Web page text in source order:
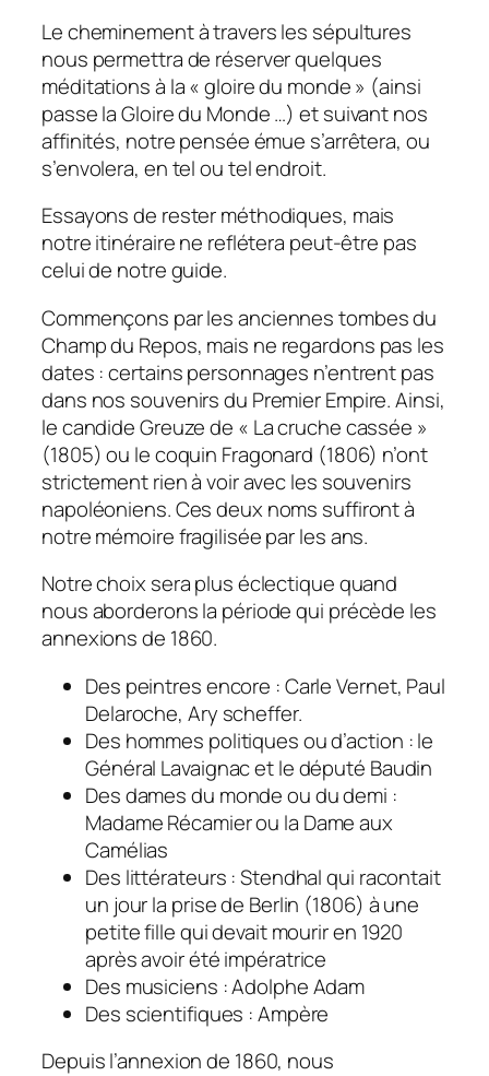
Le cheminement à travers les sépultures
nous permettra de réserver quelques
méditations à la « gloire du monde » (ainsi
passe la Gloire du Monde …) et suivant nos
affinités, notre pensée émue s’arrêtera, ou
s’envolera, en tel ou tel endroit.
Essayons de rester méthodiques, mais
notre itinéraire ne reflétera peut-être pas
celui de notre guide.
Commençons par les anciennes tombes du
Champ du Repos, mais ne regardons pas les
dates : certains personnages n’entrent pas
dans nos souvenirs du Premier Empire. Ainsi,
le candide Greuze de « La cruche cassée »
(1805) ou le coquin Fragonard (1806) n’ont
strictement rien à voir avec les souvenirs
napoléoniens. Ces deux noms suffiront à
notre mémoire fragilisée par les ans.
Notre choix sera plus éclectique quand
nous aborderons la période qui précède les
annexions de 1860.
Des peintres encore : Carle Vernet, Paul
Delaroche, Ary scheffer.
Des hommes politiques ou d’action : le
Général Lavaignac et le député Baudin
Des dames du monde ou du demi :
Madame Récamier ou la Dame aux
Camélias
Des littérateurs : Stendhal qui racontait
un jour la prise de Berlin (1806) à une
petite fille qui devait mourir en 1920
après avoir été impératrice
Des musiciens : Adolphe Adam
Des scientifiques : Ampère
Depuis l’annexion de 1860, nous